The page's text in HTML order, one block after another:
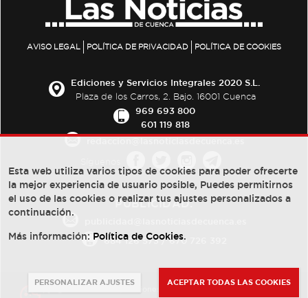
AVISO LEGAL POLÍTICA DE PRIVACIDAD POLÍTICA DE COOKIES
Ediciones y Servicios Integrales 2020 S.L.
Plaza de los Carros, 2. Bajo. 16001 Cuenca
969 693 800
601 119 818
PUBLICIDAD:
684 126 573/670 726 392
Esta web utiliza varios tipos de cookies para poder ofrecerte
la mejor experiencia de usuario posible, Puedes permitirnos
el uso de las cookies o realizar tus ajustes personalizados a
continuación.
Más información: Política de Cookies.
PERSONALIZAR AJUSTES ACEPTAR TODAS LAS COOKIES